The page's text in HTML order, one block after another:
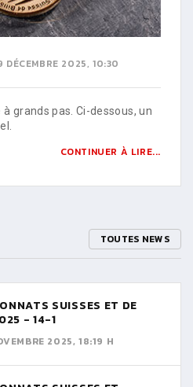
DÉCEMBRE 2025, 10:30
grands pas. Ci-dessous, un
CONTINUER À LIRE...
TOUTES NEWS
SUISSES ET DE
- 14-1
2025, 18:19 H